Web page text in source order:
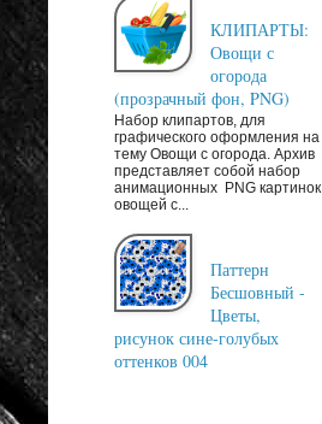
КЛИПАРТЫ:
Овощи с
огорода
(прозрачный фон, PNG)
Набор клипартов, для
графического оформления на
тему Овощи с огорода. Архив
представляет собой набор
анимационных PNG картинок
овощей с...
Паттерн
Бесшовный -
Цветы,
рисунок сине-голубых
оттенков 004